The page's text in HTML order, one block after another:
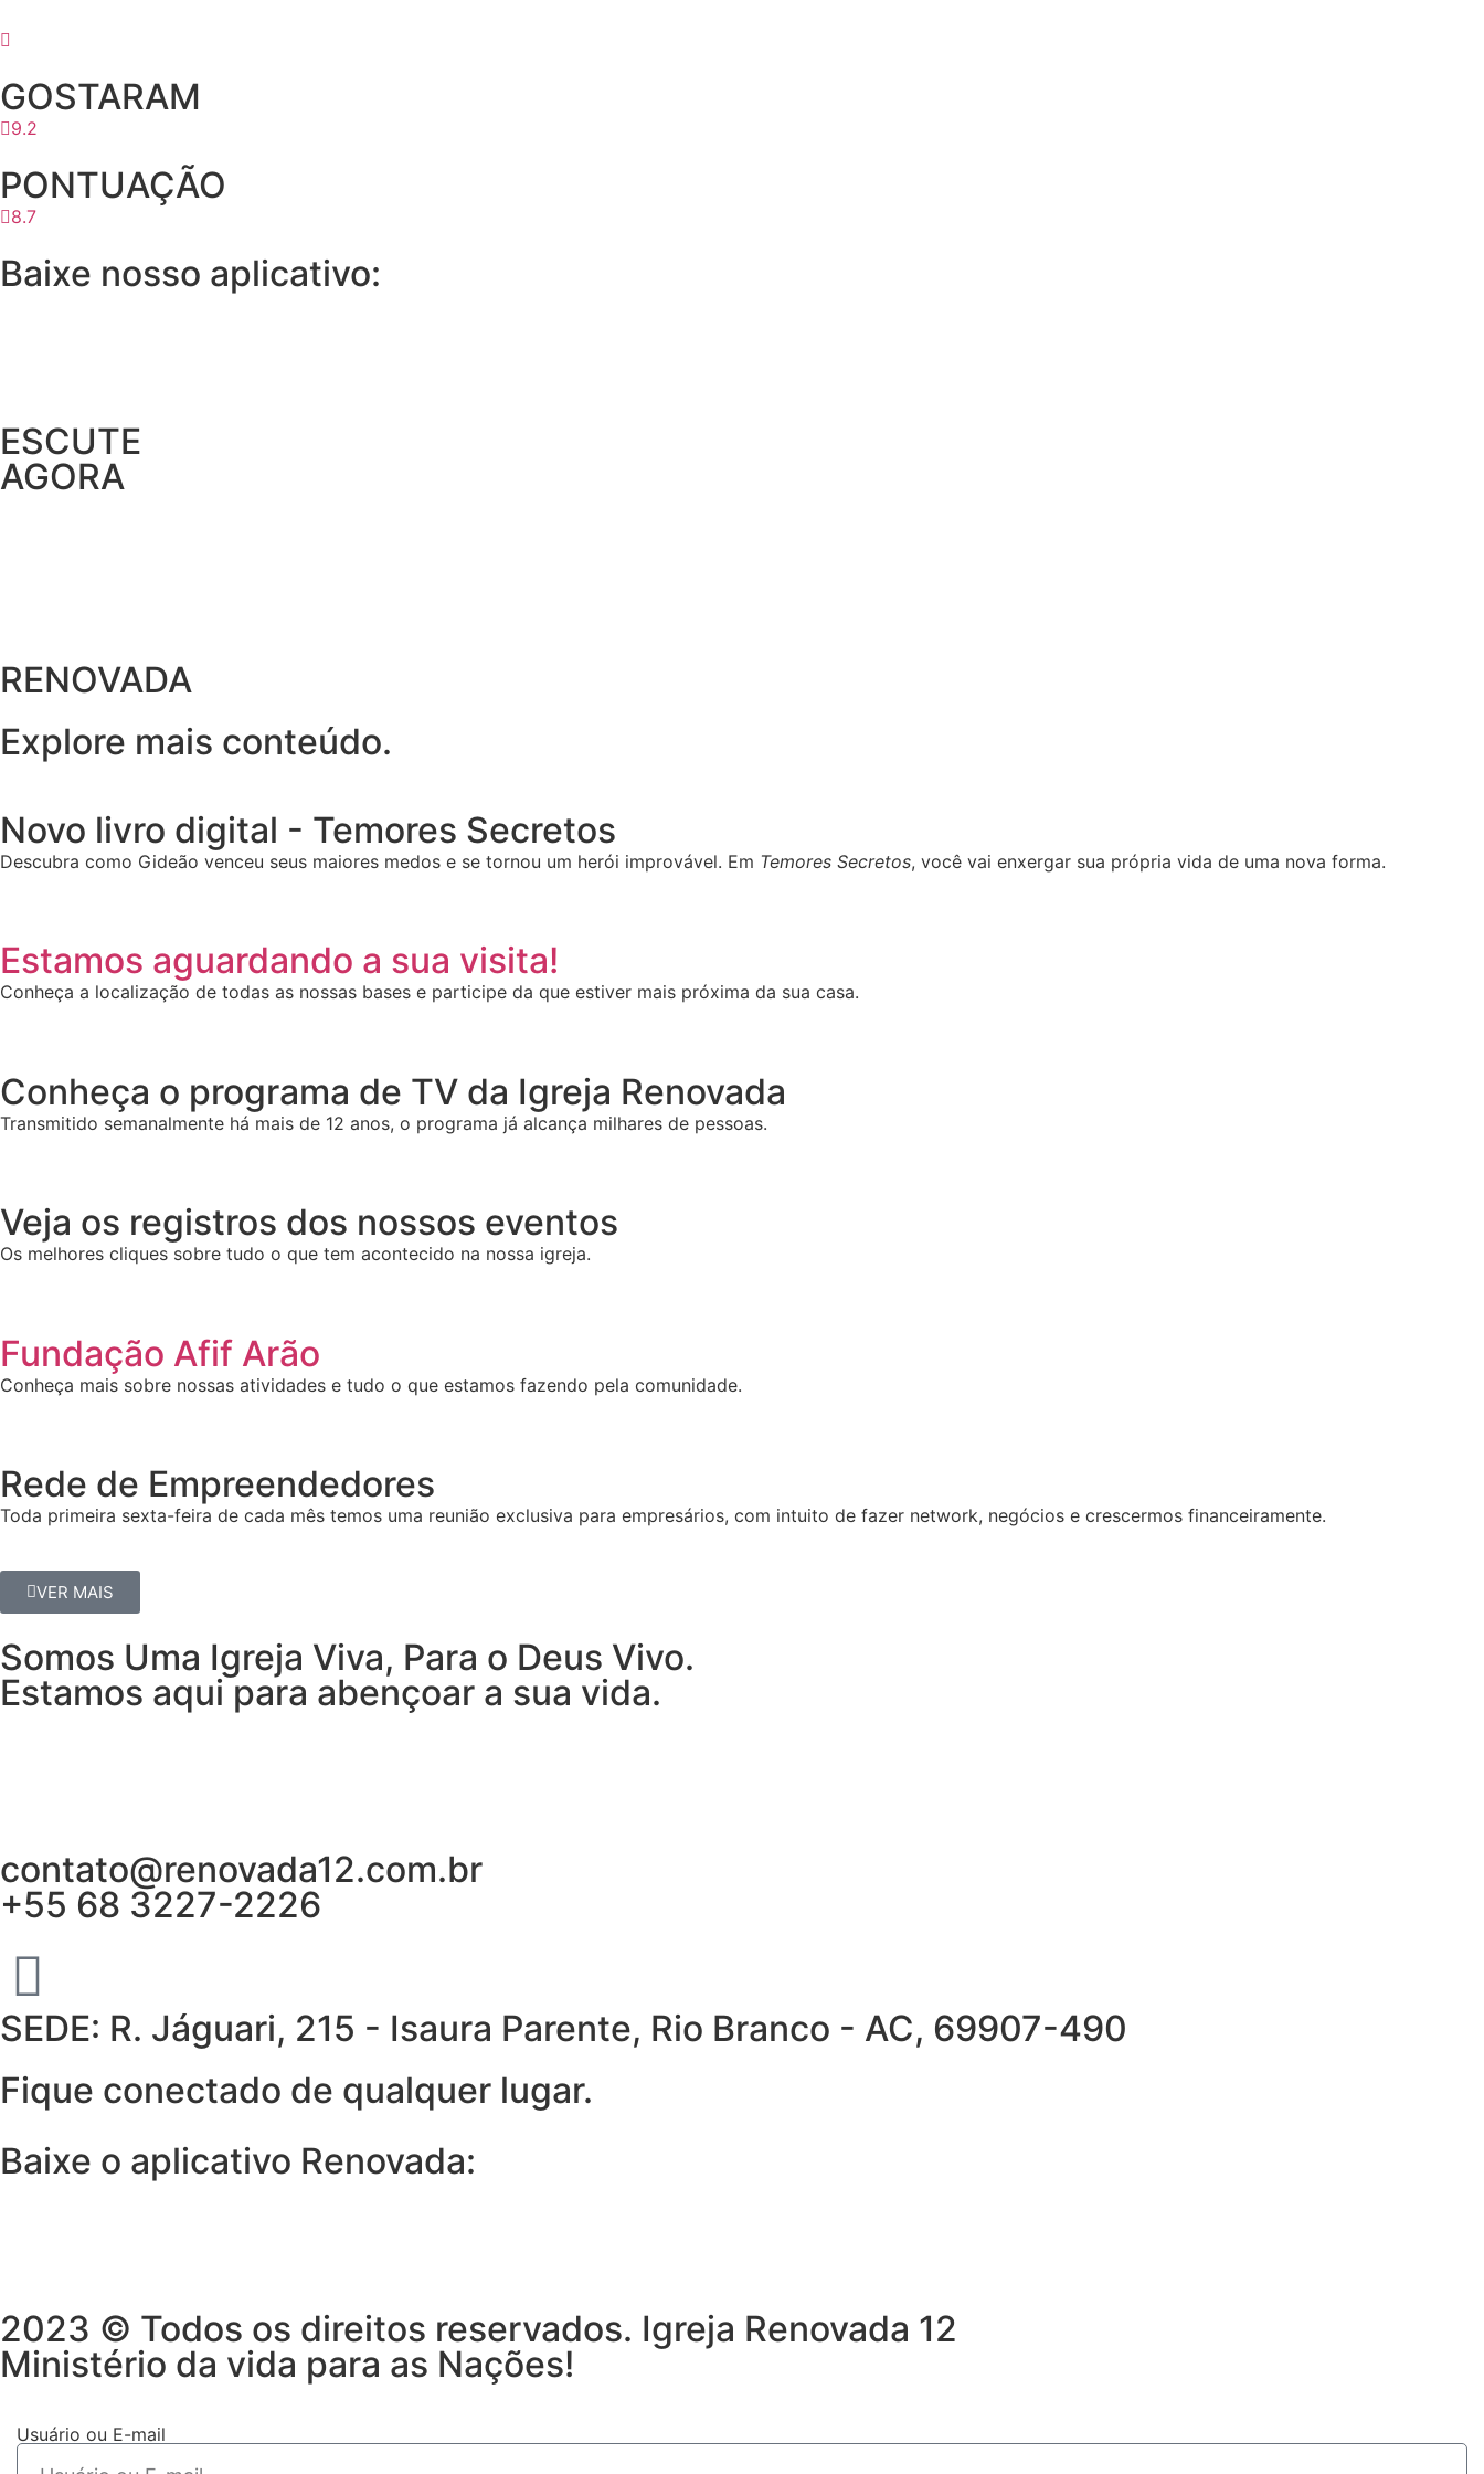
GOSTARAM
9.2
PONTUAÇÃO
8.7
Baixe nosso aplicativo:
ESCUTE
AGORA
RENOVADA
Explore mais conteúdo.
Novo livro digital - Temores Secretos
Descubra como Gideão venceu seus maiores medos e se tornou um herói improvável. Em Temores Secretos, você vai enxergar sua própria vida de uma nova forma.
Estamos aguardando a sua visita!
Conheça a localização de todas as nossas bases e participe da que estiver mais próxima da sua casa.
Conheça o programa de TV da Igreja Renovada
Transmitido semanalmente há mais de 12 anos, o programa já alcança milhares de pessoas.
Veja os registros dos nossos eventos
Os melhores cliques sobre tudo o que tem acontecido na nossa igreja.
Fundação Afif Arão
Conheça mais sobre nossas atividades e tudo o que estamos fazendo pela comunidade.
Rede de Empreendedores
Toda primeira sexta-feira de cada mês temos uma reunião exclusiva para empresários, com intuito de fazer network, negócios e crescermos financeiramente.
VER MAIS
Somos Uma Igreja Viva, Para o Deus Vivo.
Estamos aqui para abençoar a sua vida.
contato@renovada12.com.br
+55 68 3227-2226
SEDE: R. Jáguari, 215 - Isaura Parente, Rio Branco - AC, 69907-490
Fique conectado de qualquer lugar.
Baixe o aplicativo Renovada:
2023 © Todos os direitos reservados. Igreja Renovada 12
Ministério da vida para as Nações!
Usuário ou E-mail